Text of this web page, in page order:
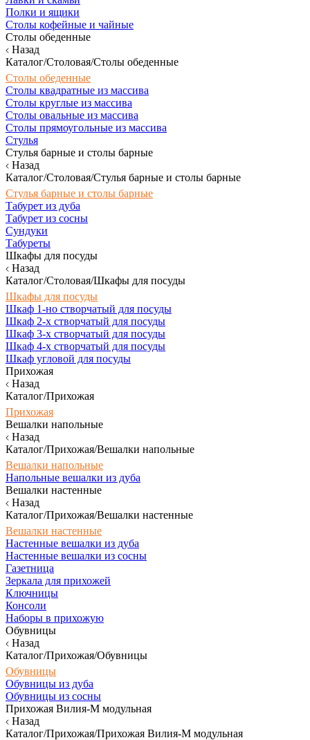
Полки и ящики
Столы кофейные и чайные
Столы обеденные
Назад
Каталог/Столовая/Столы обеденные
Столы обеденные
Столы квадратные из массива
Столы круглые из массива
Столы овальные из массива
Столы прямоугольные из массива
Стулья
Стулья барные и столы барные
Назад
Каталог/Столовая/Стулья барные и столы барные
Стулья барные и столы барные
Табурет из дуба
Табурет из сосны
Сундуки
Табуреты
Шкафы для посуды
Назад
Каталог/Столовая/Шкафы для посуды
Шкафы для посуды
Шкаф 1-но створчатый для посуды
Шкаф 2-х створчатый для посуды
Шкаф 3-х створчатый для посуды
Шкаф 4-х створчатый для посуды
Шкаф угловой для посуды
Прихожая
Назад
Каталог/Прихожая
Прихожая
Вешалки напольные
Назад
Каталог/Прихожая/Вешалки напольные
Вешалки напольные
Напольные вешалки из дуба
Вешалки настенные
Назад
Каталог/Прихожая/Вешалки настенные
Вешалки настенные
Настенные вешалки из дуба
Настенные вешалки из сосны
Газетница
Зеркала для прихожей
Ключницы
Консоли
Наборы в прихожую
Обувницы
Назад
Каталог/Прихожая/Обувницы
Обувницы
Обувницы из дуба
Обувницы из сосны
Прихожая Вилия-М модульная
Назад
Каталог/Прихожая/Прихожая Вилия-М модульная